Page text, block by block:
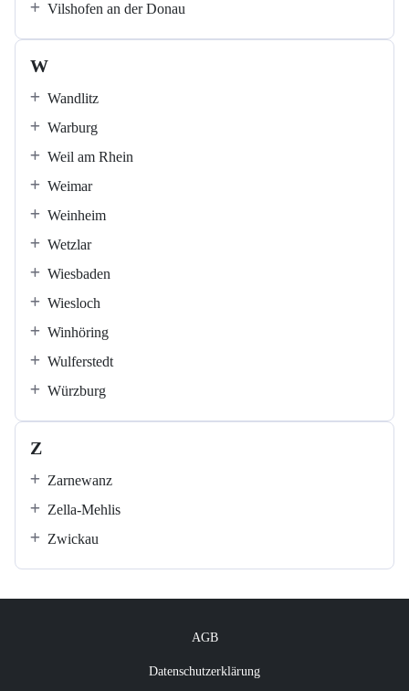
Vilshofen an der Donau
W
Wandlitz
Warburg
Weil am Rhein
Weimar
Weinheim
Wetzlar
Wiesbaden
Wiesloch
Winhöring
Wulferstedt
Würzburg
Z
Zarnewanz
Zella-Mehlis
Zwickau
AGB
Datenschutzerklärung